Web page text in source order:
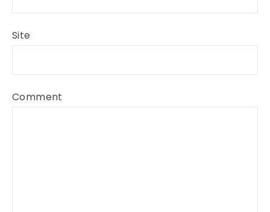
Site
Comment